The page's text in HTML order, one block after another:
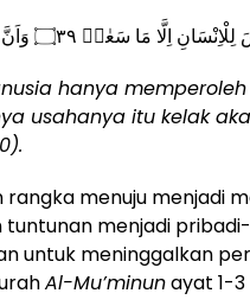
اِلَّا مَا سَعٰىۙ ۝٣٩ وَاَنَّ سَعْيَهٗ سَوْفَ يُرٰىۖ ۝٤٠
hanya
usahanya itu kelak
menuju menjadi
tuntunan menjadi
untuk meninggalkan
Al-Mu’minunayat 1-3